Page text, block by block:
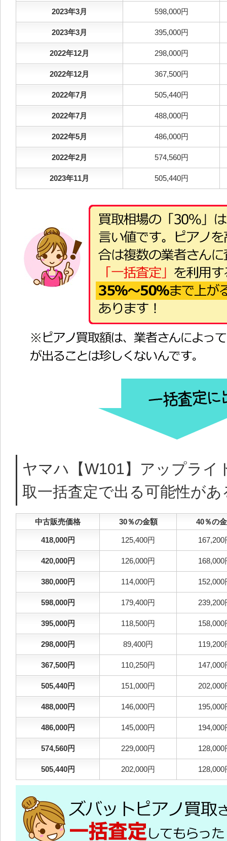
2023年3月 598,000円
2023年3月 395,000円
2022年12月 298,000円
2022年12月 367,500円
2022年7月 505,440円
2022年7月 488,000円
2022年5月 486,000円
2022年2月 574,560円
2023年11月 505,440円
ヤマハ【W101】アップライ
取一括査定で出る可能性があ
中古販売価格 30％の金額 40％の
418,000円 125,400円 167,200
420,000円 126,000円 168,000
380,000円 114,000円 152,000
598,000円 179,400円 239,200
395,000円 118,500円 158,000
298,000円 89,400円 119,200
367,500円 110,250円 147,000
505,440円 151,000円 202,000
488,000円 146,000円 195,000
486,000円 145,000円 194,000
574,560円 229,000円 128,000
505,440円 202,000円 128,000